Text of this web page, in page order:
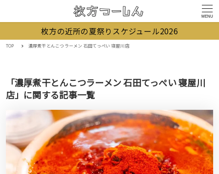
MENU
枚方の近所の夏祭りスケジュール2026
TOP 濃厚煮干とんこつラーメン 石田てっぺい 寝屋川店
「濃厚煮干とんこつラーメン 石田てっぺい 寝屋川
店」に関する記事一覧